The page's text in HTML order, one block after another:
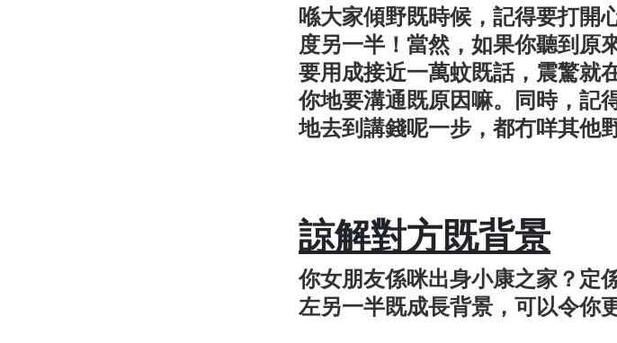
喺大家傾野既時候，記得要打開
度另一半！當然，如果你聽到原
要用成接近一萬蚊既話，震驚就
你地要溝通既原因嘛。同時，記
地去到講錢呢一步，都冇咩其他
諒解對方既背景
你女朋友係咪出身小康之家？定
左另一半既成長背景，可以令你